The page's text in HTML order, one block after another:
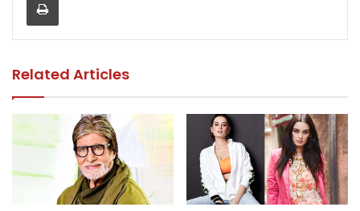
o
k
p n
Related Articles